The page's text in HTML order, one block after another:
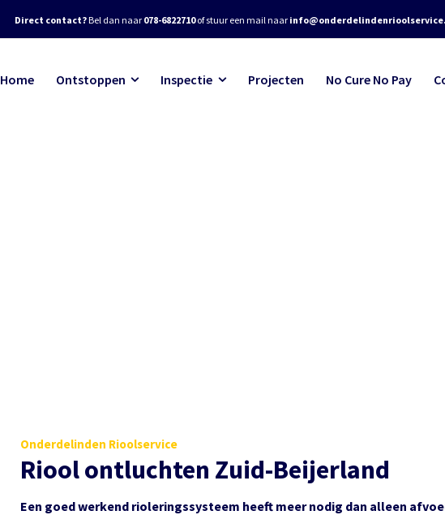
Direct contact?Bel dan naar 078-6822710of stuur een mail naar
Home Ontstoppen Inspectie Projecten No Cure No Pay
Onderdelinden Rioolservice
Riool ontluchten Zuid-Beijerland
Een goed werkend rioleringssysteem heeft meer nodig dan alleen